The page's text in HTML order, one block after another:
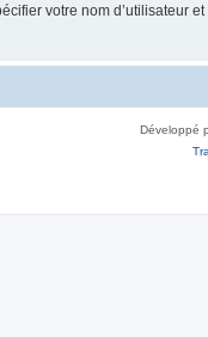
votre nom d’utilisateur
Développé